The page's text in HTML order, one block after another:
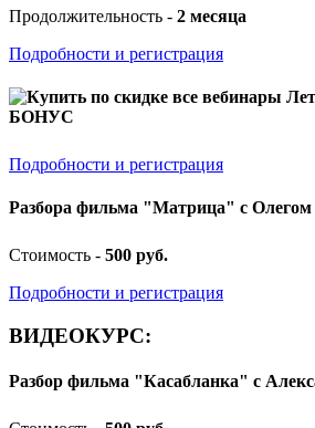
Продолжительность - 2 месяца
Подробности и регистрация
Купить по скидке все вебинары
БОНУС
Подробности и регистрация
Разбора фильма "Матрица" с
Стоимость - 500 руб.
Подробности и регистрация
ВИДЕОКУРС:
Разбор фильма "Касабланка" с